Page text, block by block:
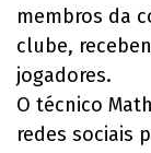
membros da
clube,
jogadores.
O técnico
redes sociais